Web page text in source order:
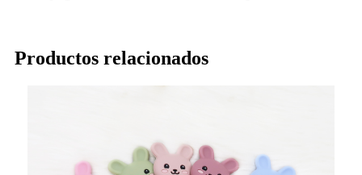
Productos relacionados